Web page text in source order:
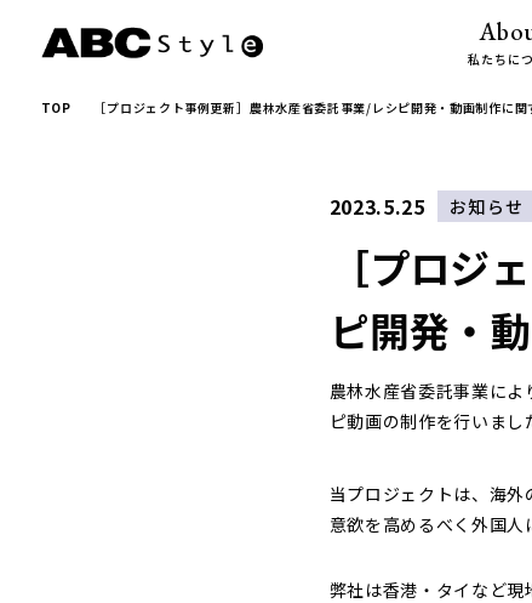
私たちに
TOP ［プロジェクト事例更新］農林水産省委託事業/レシピ開発・動画制作に
2023.5.25 お知らせ
［プロジ
ピ開発・
農林水産省委託事業に
ピ動画の制作を行いまし
当プロジェクトは、海
意欲を高めるべく外国人
弊社は香港・タイなど